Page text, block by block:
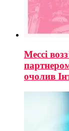
Мессі
очолив